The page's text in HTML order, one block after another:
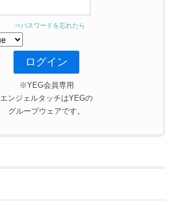
⇒パスワードを忘れたら
※YEG会員専用
エンジェルタッチはYEGの
グループウェアです。